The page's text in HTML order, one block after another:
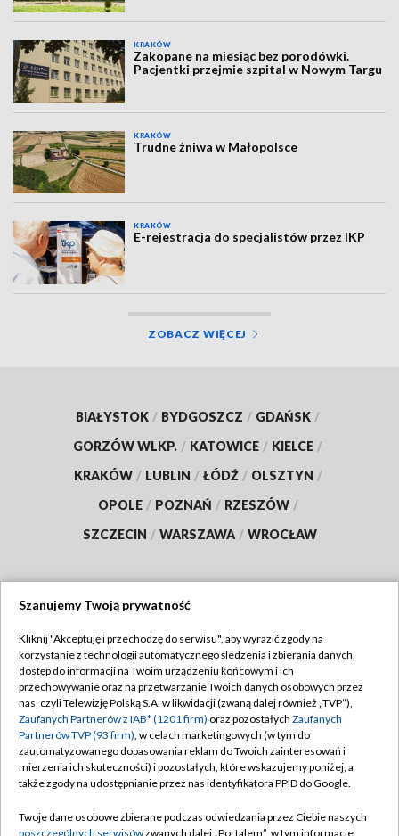
KRAKÓW
Zakopane na miesiąc bez porodówki.
Pacjentki przejmie szpital w Nowym Targu
KRAKÓW
Trudne żniwa w Małopolsce
KRAKÓW
E-rejestracja do specjalistów przez IKP
ZOBACZ WIĘCEJ
BIAŁYSTOK / BYDGOSZCZ / GDAŃSK /
GORZÓW WLKP. / KATOWICE / KIELCE /
KRAKÓW / LUBLIN / ŁÓDŹ / OLSZTYN /
OPOLE / POZNAŃ / RZESZÓW /
SZCZECIN / WARSZAWA / WROCŁAW
TVP
Abonament TVP
Emisja w TVP
Centrum informacji TVP
Naziemna Telewizja Cyfrowa
Rada Programowa
Regulamin TVP
Polityka prywatności
Moje zgody
Pomoc
Szanujemy Twoją prywatność
Kliknij "Akceptuję i przechodzę do serwisu", aby wyrazić zgody na
korzystanie z technologii automatycznego śledzenia i zbierania danych,
dostęp do informacji na Twoim urządzeniu końcowym i ich
przechowywanie oraz na przetwarzanie Twoich danych osobowych przez
nas, czyli Telewizję Polską S.A. w likwidacji (zwaną dalej również „TVP”),
Zaufanych Partnerów z IAB* (1201 firm) oraz pozostałych Zaufanych
Partnerów TVP (93 firm), w celach marketingowych (w tym do
zautomatyzowanego dopasowania reklam do Twoich zainteresowań i
mierzenia ich skuteczności) i pozostałych, które wskazujemy poniżej, a
także zgody na udostępnianie przez nas identyfikatora PPID do Google.
Twoje dane osobowe zbierane podczas odwiedzania przez Ciebie naszych
poszczególnych serwisówzwanych dalej „Portalem”, w tym informacje